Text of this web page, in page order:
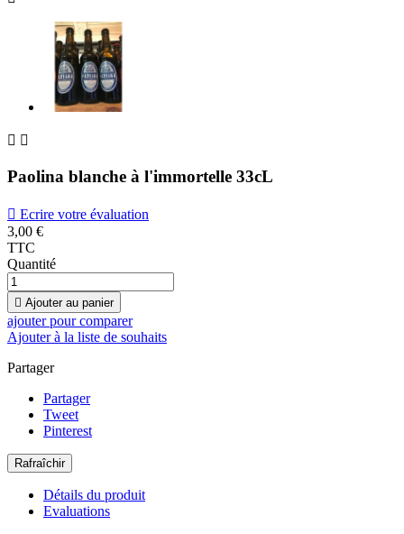
 
Paolina blanche à l'immortelle 33cL
 Ecrire votre évaluation
3,00 €
TTC
Quantité
 Ajouter au panier
ajouter pour comparer
Ajouter à la liste de souhaits
Partager
Partager
Tweet
Pinterest
Détails du produit
Evaluations